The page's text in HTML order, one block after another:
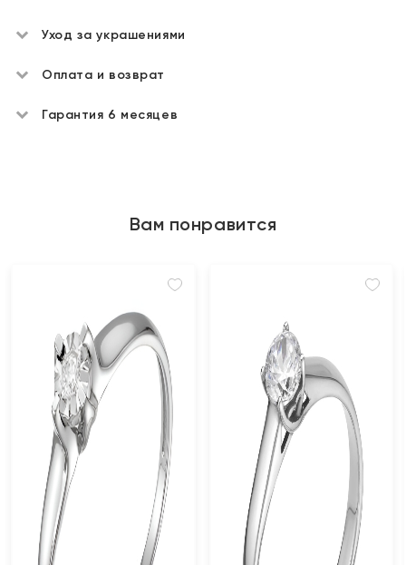
Уход за украшениями
Оплата и возврат
Гарантия 6 месяцев
Вам понравится